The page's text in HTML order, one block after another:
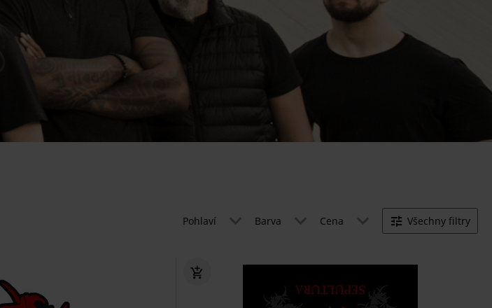
Pohlaví Barva Cena Všechny filtry